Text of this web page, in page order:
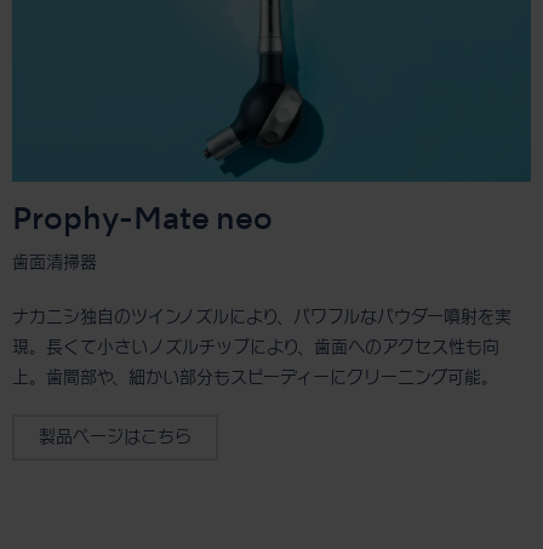
Prophy-Mate neo
歯面清掃器
ナカニシ独自のツインノズルにより、パワフルなパウダー噴射を実
現。長くて小さいノズルチップにより、歯面へのアクセス性も向
上。歯間部や、細かい部分もスピーディーにクリーニング可能。
製品ページはこちら